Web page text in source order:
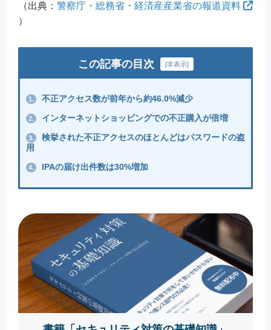
（出典： 警察庁・総務省・経済産産業省の報道資料
）
この記事の目次 [非表示]
1. 不正アクセス数が前年から約46.0%減少
2. インターネットショッピングでの不正購入が倍増
3.
検挙された不正アクセスのほとんどはパスワードの盗
用
4. IPAの届け出件数は30%増加